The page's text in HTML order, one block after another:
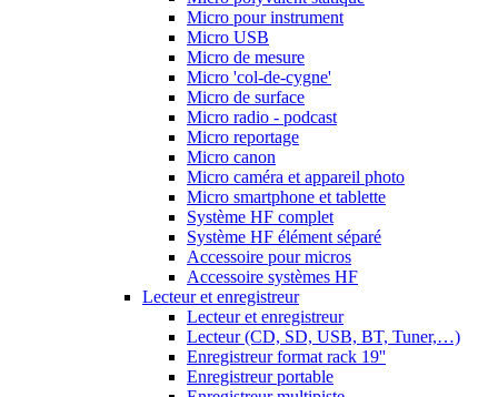
Micro pour instrument
Micro USB
Micro de mesure
Micro 'col-de-cygne'
Micro de surface
Micro radio - podcast
Micro reportage
Micro canon
Micro caméra et appareil photo
Micro smartphone et tablette
Système HF complet
Système HF élément séparé
Accessoire pour micros
Accessoire systèmes HF
Lecteur et enregistreur
Lecteur et enregistreur
Lecteur (CD, SD, USB, BT, Tuner,…)
Enregistreur format rack 19''
Enregistreur portable